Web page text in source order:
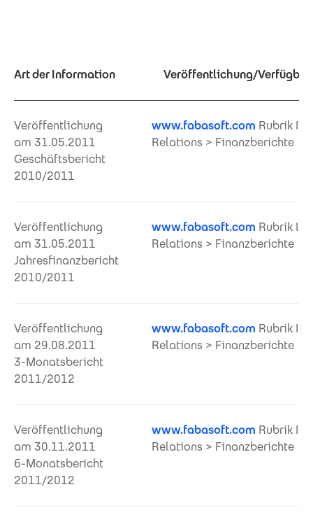
Art der Information Veröffentlichung/Verfügbar
Veröffentlichung
am 31.05.2011
Geschäftsbericht
2010/2011
www.fabasoft.com Rubrik
Relations > Finanzberichte
Veröffentlichung
am 31.05.2011
Jahresfinanzbericht
2010/2011
www.fabasoft.com Rubrik
Relations > Finanzberichte
Veröffentlichung
am 29.08.2011
3-Monatsbericht
2011/2012
www.fabasoft.com Rubrik
Relations > Finanzberichte
Veröffentlichung
am 30.11.2011
6-Monatsbericht
2011/2012
www.fabasoft.com Rubrik
Relations > Finanzberichte